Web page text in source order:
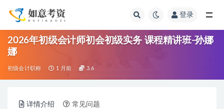
登录
2026年初级会计师初会初级实务 课程精讲班-孙娜
娜
初级会计职称 1 月前 3.6
详情介绍 常见问题